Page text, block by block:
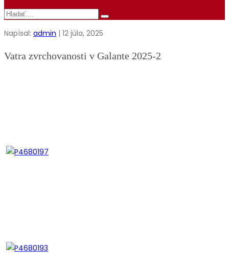
Napísal: admin | 12 júla, 2025
Vatra zvrchovanosti v Galante 2025-2